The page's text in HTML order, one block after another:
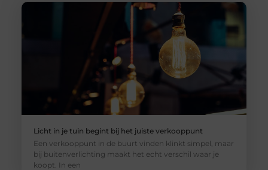
Licht in je tuin begint bij het juiste verkooppunt
Een verkooppunt in de buurt vinden klinkt simpel, maar
bij buitenverlichting maakt het echt verschil waar je
koopt. In een